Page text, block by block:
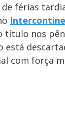
férias
título nos
está
com força